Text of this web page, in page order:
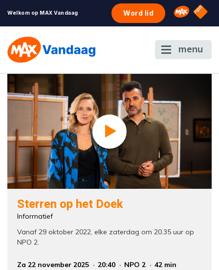
Welkom op MAX Vandaag Word lid Omroep
NPO
menu
Sterren op het Doek
Informatief
Vanaf 29 oktober 2022, elke zaterdag om 20.35 uur op
NPO 2.
Za 22 november 2025 20:40 NPO 2
42 min